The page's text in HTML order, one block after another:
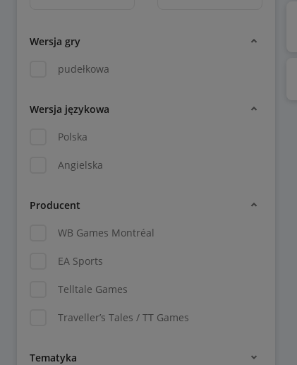
Wersja gry
pudełkowa
Wersja językowa
Polska
Angielska
Producent
WB Games Montréal
EA Sports
Telltale Games
Traveller’s Tales / TT Games
Tematyka